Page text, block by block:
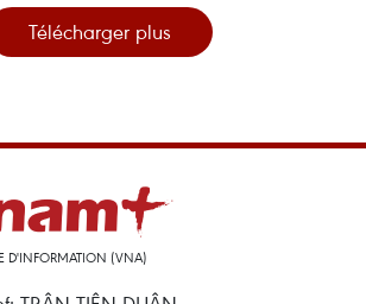
Télécharger plus
D'INFORMATION (VNA)